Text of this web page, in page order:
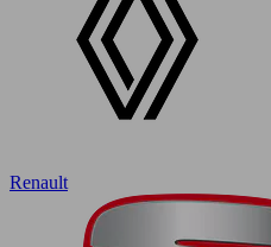
Renault